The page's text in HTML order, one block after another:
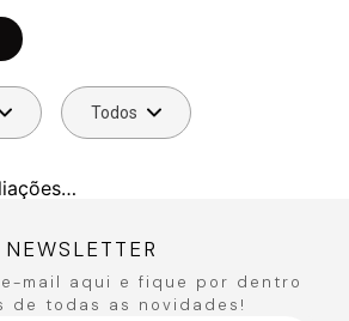
escrever uma avaliação.
Todos
NEWSLETTER
mail aqui e fique por dentro
de todas as novidades!